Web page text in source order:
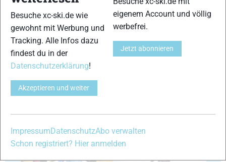
24
Besuche xc-ski.de wie
gewohnt mit Werbung und
Tracking. Alle Infos dazu
findest du in der
Datenschutzerklärung!
Akzeptieren und weiter
eigenem Account und völlig
werbefrei.
Jetzt abonnieren
ImpressumDatenschutzAbo verwalten
Schon registriert? Hier anmelden